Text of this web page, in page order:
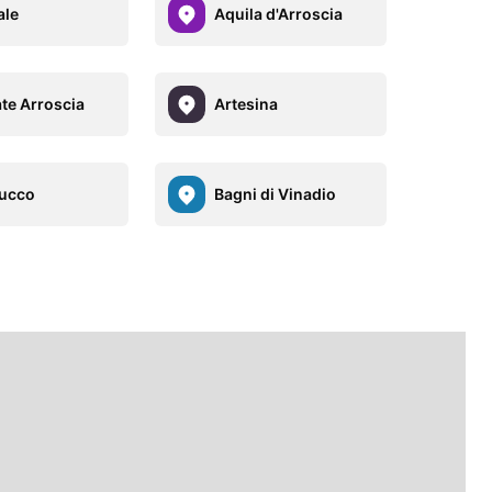
Aquila d'Arroscia
Arroscia Artesina
Bagni di Vinadio